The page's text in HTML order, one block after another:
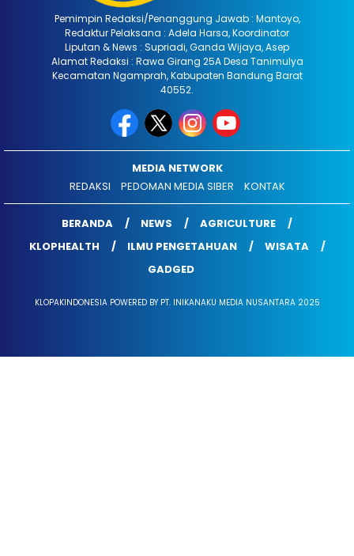
Pemimpin Redaksi/Penanggung Jawab : Mantoyo,
Redaktur Pelaksana : Adela Harsa, Koordinator
Liputan & News : Supriadi, Ganda Wijaya, Asep
Alamat Redaksi : Rawa Girang 25A Desa Tanimulya
Kecamatan Ngamprah, Kabupaten Bandung Barat
40552.
MEDIA NETWORK
REDAKSI
PEDOMAN MEDIA SIBER KONTAK
BERANDA NEWS
AGRICULTURE
KLOPHEALTH
ILMU PENGETAHUAN
WISATA
GADGED
KLOPAKINDONESIA POWERED BY PT. INIKANAKU MEDIA NUSANTARA 2025